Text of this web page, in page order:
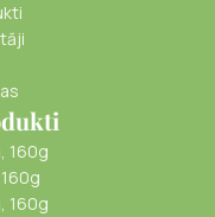
160g
160g